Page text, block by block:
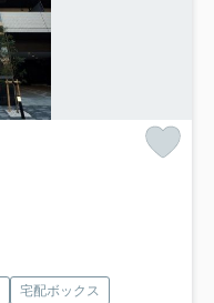
宅配ボックス